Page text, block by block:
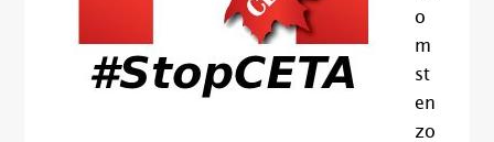
o
m
st
en
zo